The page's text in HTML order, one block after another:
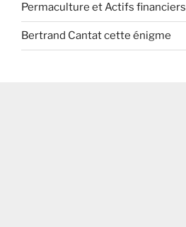
Permaculture et Actifs financiers
Bertrand Cantat cette énigme